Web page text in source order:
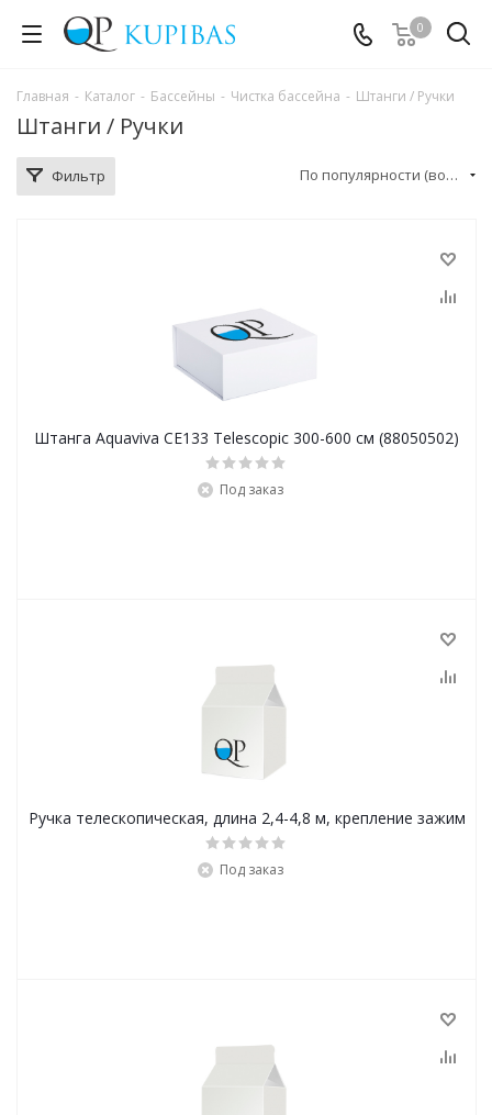
0
Главная - Каталог - Бассейны - Чистка бассейна - Штанги / Ручки
Штанги / Ручки
Фильтр По популярности (возрастание)
Штанга Aquaviva CE133 Telescopic 300-600 см (88050502)
Под заказ
Ручка телескопическая, длина 2,4-4,8 м, крепление зажим
Под заказ